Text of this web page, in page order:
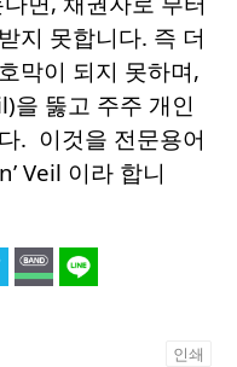
지 못합니다. 즉 더
막이 되지 못하며,
을 뚫고 주주 개인
. 이것을 전문용어
Veil 이라 합니
인쇄